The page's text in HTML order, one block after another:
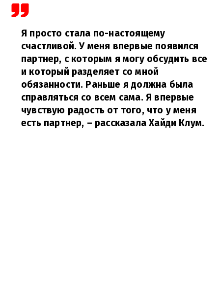
Я просто стала по-настоящему
счастливой. У меня впервые появился
партнер, с которым я могу обсудить все
и который разделяет со мной
обязанности. Раньше я должна была
справляться со всем сама. Я впервые
чувствую радость от того, что у меня
есть партнер, – рассказала Хайди Клум.